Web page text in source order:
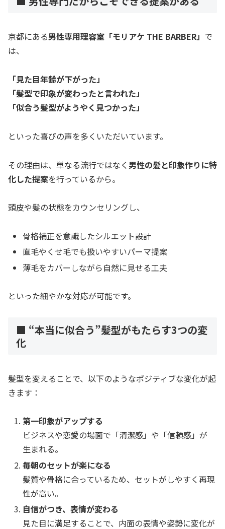
京都にある男性専用理容室「モリアケ THE BARBER」 で
は、
「見た目年齢が下がった」
「髪型で印象が変わったと言われた」
「似合う髪型がようやく見つかった」
といった喜びの声を多くいただいています。
その理由は、単なる流行ではなく 男性の髪と印象作りに特
化した提案を行っているから。
頭皮や髪の状態をカウンセリングし、
骨格補正を意識したシルエット設計
直毛やくせ毛でも扱いやすいパーマ提案
薄毛をカバーしながら自然に見せる工夫
といった細やかな対応が可能です。
■ “本当に似合う”髪型がもたらす3つの変
化
髪型を変えることで、以下のようなポジティブな変化が起
きます：
第一印象がアップする
ビジネスや恋愛の場面で「清潔感」や「信頼感」が
生まれる。
毎朝のセットが楽になる
髪質や骨格に合っているため、セットがしやすく再現
性が高い。
自信がつき、表情が変わる
見た目に満足することで、内面の表情や姿勢に変化が